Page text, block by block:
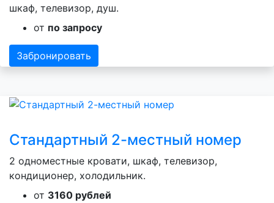
шкаф, телевизор, душ.
от по запросу
Забронировать
Стандартный 2-местный номер
2 одноместные кровати, шкаф, телевизор,
кондиционер, холодильник.
от 3160 рублей